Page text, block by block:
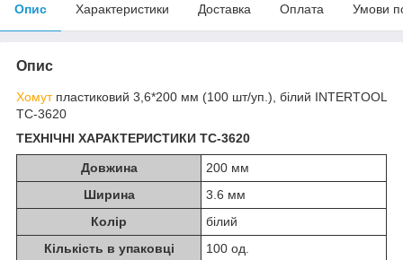
Опис Характеристики Доставка Оплата Умови
Опис
Хомутпластиковий 3,6*200 мм (100 шт/уп.), білий INTERTOOL
TC-3620
ТЕХНІЧНІ ХАРАКТЕРИСТИКИ TC-3620
Довжина
200 мм
Ширина
3.6 мм
Колір
білий
Кількість в упаковці
100 од.